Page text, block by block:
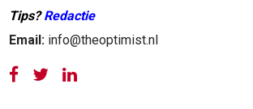
Tips? Redactie
Email: info@theoptimist.nl